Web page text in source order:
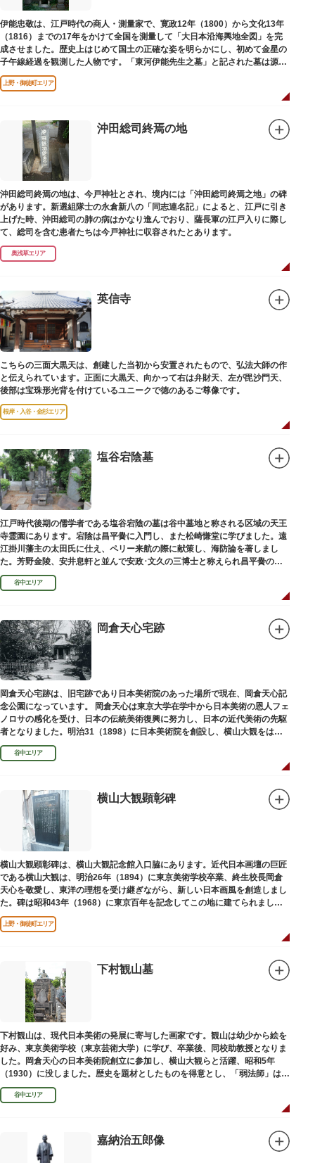
伊能忠敬は、江戸時代の商人・測量家で、寛政12年（1800）から文化13年
（1816）までの17年をかけて全国を測量して「大日本沿海輿地全図」を完
成させました。歴史上はじめて国土の正確な姿を明らかにし、初めて金星の
子午線経過を観測した人物です。「東河伊能先生之墓」と記された墓は源空
寺（げんくうじ）にあります。
上野・御徒町エリア
沖田総司終焉の地
沖田総司終焉の地は、今戸神社とされ、境内には「沖田総司終焉之地」の碑
があります。新選組隊士の永倉新八の「同志連名記」によると、江戸に引き
上げた時、沖田総司の肺の病はかなり進んでおり、薩長軍の江戸入りに際し
て、総司を含む患者たちは今戸神社に収容されたとあります。
奥浅草エリア
英信寺
こちらの三面大黒天は、創建した当初から安置されたもので、弘法大師の作
と伝えられています。正面に大黒天、向かって右は弁財天、左が毘沙門天、
後部は宝珠形光背を付けているユニークで徳のあるご尊像です。
根岸・入谷・金杉エリア
塩谷宕陰墓
江戸時代後期の儒学者である塩谷宕陰の墓は谷中墓地と称される区域の天王
寺霊園にあります。宕陰は昌平黌に入門し、また松崎慊堂に学びました。遠
江掛川藩主の太田氏に仕え、ペリー来航の際に献策し、海防論を著しまし
た。芳野金陵、安井息軒と並んで安政･文久の三博士と称えられ昌平黌の教
授として多くの文人を育て、慶応3年 （1867）に没しました。
谷中エリア
岡倉天心宅跡
岡倉天心宅跡は、旧宅跡であり日本美術院のあった場所で現在、岡倉天心記
念公園になっています。 岡倉天心は東京大学在学中から日本美術の恩人フェ
ノロサの感化を受け、日本の伝統美術復興に努力し、日本の近代美術の先駆
者となりました。明治31（1898）に日本美術院を創設し、横山大観をはじ
め優れた画家を世に送り出しました。
谷中エリア
横山大観顕彰碑
横山大観顕彰碑は、横山大観記念館入口脇にあります。近代日本画壇の巨匠
である横山大観は、明治26年（1894）に東京美術学校卒業、終生校長岡倉
天心を敬愛し、東洋の理想を受け継ぎながら、新しい日本画風を創造しまし
た。碑は昭和43年（1968）に東京百年を記念してこの地に建てられまし
た。
上野・御徒町エリア
下村観山墓
下村観山は、現代日本美術の発展に寄与した画家です。観山は幼少から絵を
好み、東京美術学校（東京芸術大学）に学び、卒業後、同校助教授となりま
した。岡倉天心の日本美術院創立に参加し、横山大観らと活躍、昭和5年
（1930）に没しました。歴史を題材としたものを得意とし、「弱法師」は代
表作です。お墓は安立寺（あんりゅうじ）にあります。
谷中エリア
嘉納治五郎像